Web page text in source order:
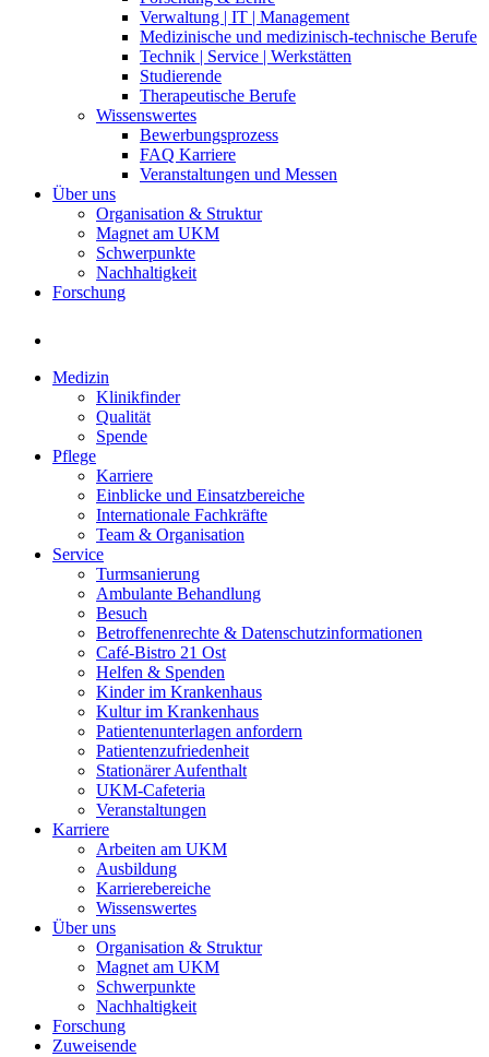
Verwaltung | IT | Management
Medizinische und medizinisch-technische Berufe
Technik | Service | Werkstätten
Studierende
Therapeutische Berufe
Wissenswertes
Bewerbungsprozess
FAQ Karriere
Veranstaltungen und Messen
Über uns
Organisation & Struktur
Magnet am UKM
Schwerpunkte
Nachhaltigkeit
Forschung
Medizin
Klinikfinder
Qualität
Spende
Pflege
Karriere
Einblicke und Einsatzbereiche
Internationale Fachkräfte
Team & Organisation
Service
Turmsanierung
Ambulante Behandlung
Besuch
Betroffenenrechte & Datenschutzinformationen
Café-Bistro 21 Ost
Helfen & Spenden
Kinder im Krankenhaus
Kultur im Krankenhaus
Patientenunterlagen anfordern
Patientenzufriedenheit
Stationärer Aufenthalt
UKM-Cafeteria
Veranstaltungen
Karriere
Arbeiten am UKM
Ausbildung
Karrierebereiche
Wissenswertes
Über uns
Organisation & Struktur
Magnet am UKM
Schwerpunkte
Nachhaltigkeit
Forschung
Zuweisende